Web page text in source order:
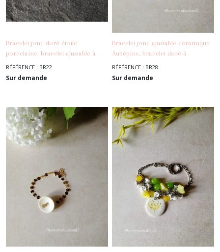
Bracelet jonc doré étoile
porcelaine, bracelet ajustable à
breloques, étoile porcelaine, métal
doré - Les Bracelets
RÉFÉRENCE : BR22
Sur demande
Bracelet jonc ajustable céramique
Aubépine, bracelet doré à
breloques, fête des mères
RÉFÉRENCE : BR28
Sur demande